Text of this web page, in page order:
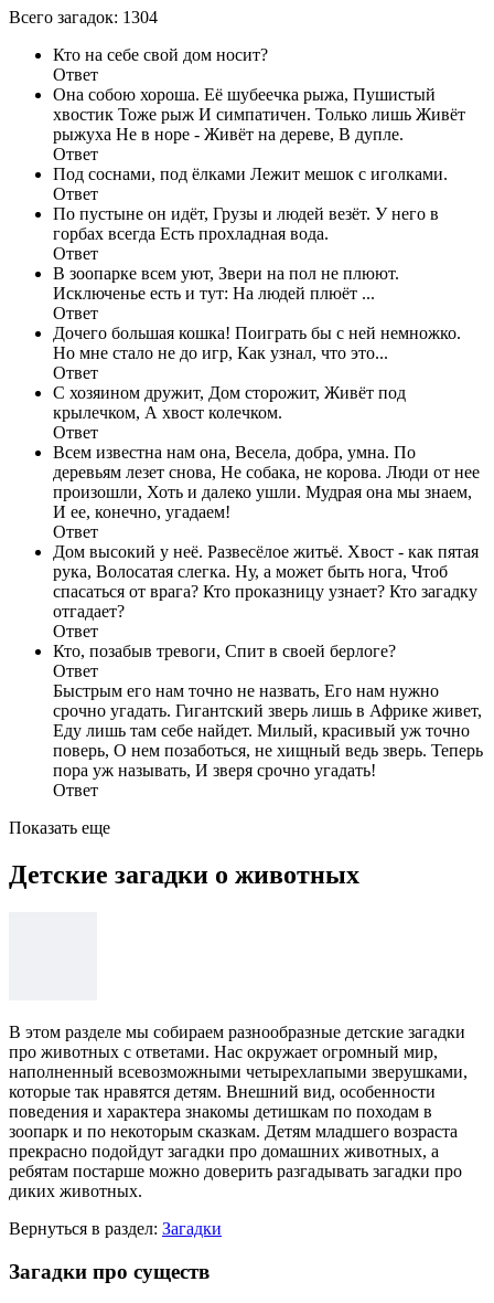
Всего загадок: 1304
Кто на себе свой дом носит?
Ответ
Она собою хороша. Её шубеечка рыжа, Пушистый
хвостик Тоже рыж И симпатичен. Только лишь Живёт
рыжуха Не в норе - Живёт на дереве, В дупле.
Ответ
Под соснами, под ёлками Лежит мешок с иголками.
Ответ
По пустыне он идёт, Грузы и людей везёт. У него в
горбах всегда Есть прохладная вода.
Ответ
В зоопарке всем уют, Звери на пол не плюют.
Исключенье есть и тут: На людей плюёт ...
Ответ
Дочего большая кошка! Поиграть бы с ней немножко.
Но мне стало не до игр, Как узнал, что это...
Ответ
С хозяином дружит, Дом сторожит, Живёт под
крылечком, А хвост колечком.
Ответ
Всем известна нам она, Весела, добра, умна. По
деревьям лезет снова, Не собака, не корова. Люди от нее
произошли, Хоть и далеко ушли. Мудрая она мы знаем,
И ее, конечно, угадаем!
Ответ
Дом высокий у неё. Развесёлое житьё. Хвост - как пятая
рука, Волосатая слегка. Ну, а может быть нога, Чтоб
спасаться от врага? Кто проказницу узнает? Кто загадку
отгадает?
Ответ
Кто, позабыв тревоги, Спит в своей берлоге?
Ответ
Быстрым его нам точно не назвать, Его нам нужно
срочно угадать. Гигантский зверь лишь в Африке живет,
Еду лишь там себе найдет. Милый, красивый уж точно
поверь, О нем позаботься, не хищный ведь зверь. Теперь
пора уж называть, И зверя срочно угадать!
Ответ
Показать еще
Детские загадки о животных
В этом разделе мы собираем разнообразные детские загадки
про животных с ответами. Нас окружает огромный мир,
наполненный всевозможными четырехлапыми зверушками,
которые так нравятся детям. Внешний вид, особенности
поведения и характера знакомы детишкам по походам в
зоопарк и по некоторым сказкам. Детям младшего возраста
прекрасно подойдут загадки про домашних животных, а
ребятам постарше можно доверить разгадывать загадки про
диких животных.
Вернуться в раздел: Загадки
Загадки про существ